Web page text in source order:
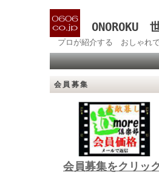
ONOROKU
プロが紹介する おしゃれ
会員募集
会員募集をクリッ